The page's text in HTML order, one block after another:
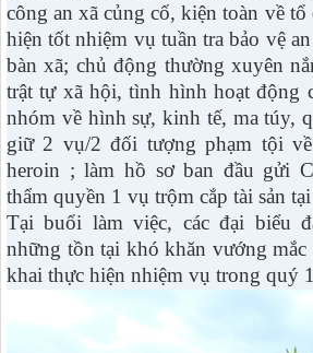
công an xã củng cố, kiện toàn về
hiện tốt nhiệm vụ tuần tra bảo vệ
bàn xã; chủ động thường xuyên
trật tự xã hội, tình hình hoạt động
nhóm về hình sự, kinh tế, ma túy,
giữ 2 vụ/2 đối tượng phạm tội
heroin ; làm hồ sơ ban đầu gửi
thẩm quyền 1 vụ trộm cắp tài sản
Tại buổi làm việc, các đại biểu
những tồn tại khó khăn vướng
khai thực hiện nhiệm vụ trong quý